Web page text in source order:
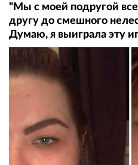
"Мы с моей подругой
другу до смешного
Думаю, я выиграла эту